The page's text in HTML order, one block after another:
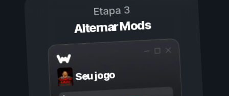
Etapa 3
Alternar Mods
Seu jogo